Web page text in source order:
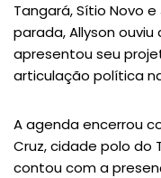
Tangará, Sítio Novo
parada, Allyson
apresentou seu
articulação política
A agenda encerrou
Cruz, cidade polo do
contou com a